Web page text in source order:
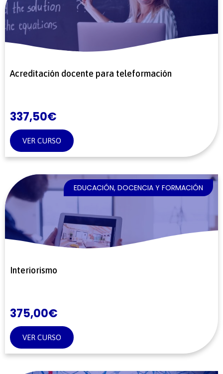
Acreditación docente para teleformación
337,50€
VER CURSO
EDUCACIÓN, DOCENCIA Y FORMACIÓN
Interiorismo
375,00€
VER CURSO